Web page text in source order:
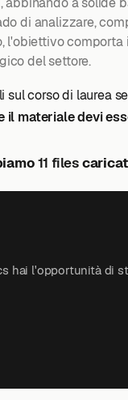
di analizzare,
l'obiettivo comporta
del settore.
corso di laurea
il materiale devi
11 files
hai l'opportunità di